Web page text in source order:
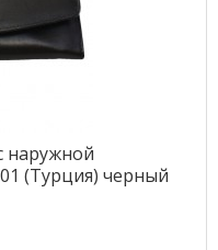
наружной
(Турция) черный